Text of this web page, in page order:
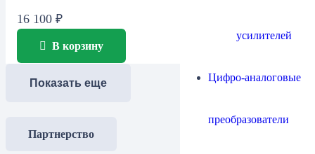
усилителей
Цифро-аналоговые
преобразователи
16 100 ₽
В корзину
Показать еще
Партнерство